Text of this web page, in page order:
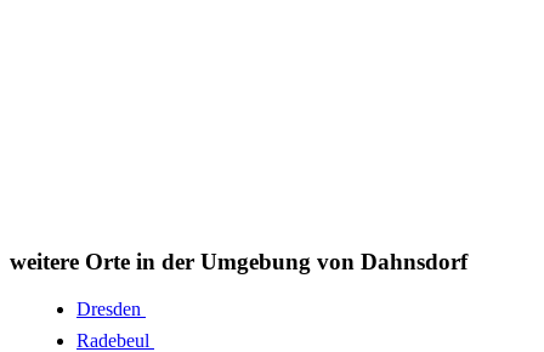
weitere Orte in der Umgebung von Dahnsdorf
Dresden
Radebeul